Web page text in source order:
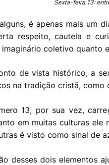
Sexta-feira 13:
é apenas mais um
respeito, cautela e
coletivo quanto
de vista histórico, a
na tradição cristã,
13, por sua vez,
em muitas culturas ele
é visto como sinal de
desses dois elementos